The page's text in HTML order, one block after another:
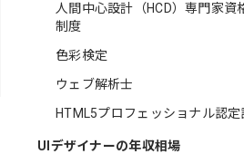
人間中心設計（HCD）専門家資
制度
色彩検定
ウェブ解析士
HTML5プロフェッショナル認定
UIデザイナーの年収相場